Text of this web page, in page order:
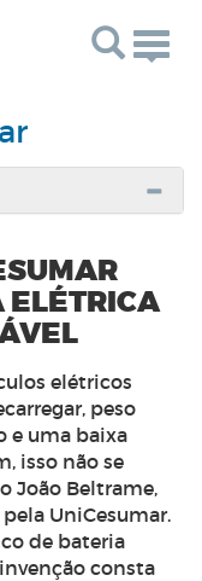
ELÉTRICA
elétricos
peso
e uma baixa
isso não se
João Beltrame,
UniCesumar.
de bateria
consta